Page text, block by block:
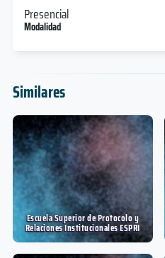
Presencial
Modalidad
Similares
Escuela Superior de Protocolo y
Relaciones Institucionales ESPRI